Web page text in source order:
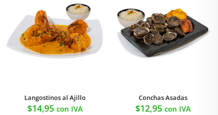
Langostinos al Ajillo
$14,95 con IVA
Conchas Asadas
$12,95 con IVA